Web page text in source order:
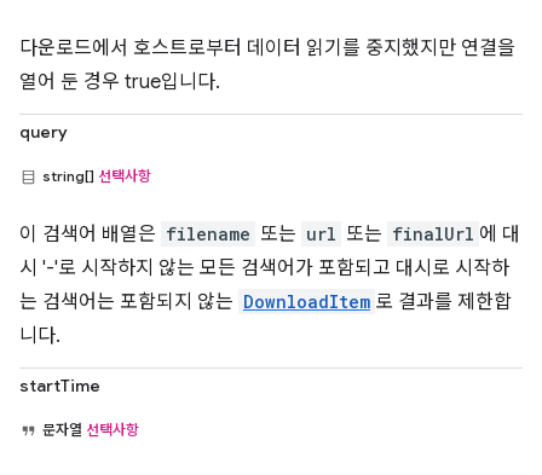
다운로드에서 호스트로부터 데이터 읽기를 중지했지만 연결을
열어 둔 경우 true입니다.
query
string[] 선택사항
이 검색어 배열은 filename 또는 url 또는 finalUrl 에 대
시 '-'로 시작하지 않는 모든 검색어가 포함되고 대시로 시작하
는 검색어는 포함되지 않는 DownloadItem 로 결과를 제한합
니다.
startTime
문자열 선택사항